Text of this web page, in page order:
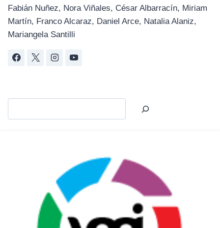
Fabián Nuñez, Nora Viñales, César Albarracín, Miriam
Martín, Franco Alcaraz, Daniel Arce, Natalia Alaniz,
Mariangela Santilli